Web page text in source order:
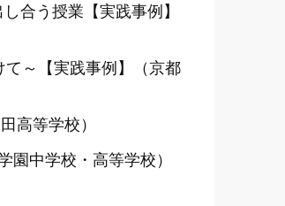
合う授業【実践事例】
～【実践事例】（京都
高等学校）
中学校・高等学校）